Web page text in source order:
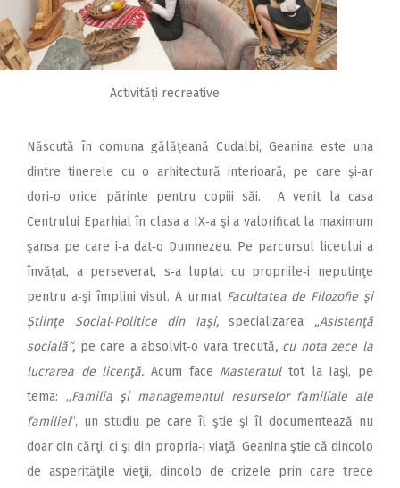
Activități recreative
Născută în comuna gălăţeană Cudalbi, Geanina este una
dintre tinerele cu o arhitectură interioară, pe care şi‑ar
dori‑o orice părinte pentru copiii săi. A venit la casa
Centrului Eparhial în clasa a IX‑a şi a valorificat la maximum
şansa pe care i‑a dat‑o Dumnezeu. Pe parcursul liceului a
învăţat, a perseverat, s‑a luptat cu propriile‑i neputinţe
pentru a‑şi împlini visul. A urmat Facultatea de Filozofie şi
Știinţe Social‑Politice din Iaşi,specializarea „Asistenţă
socială“, pe care a absolvit‑o vara trecută, cu nota zece la
lucrarea de licenţă. Acum face Masteratultot la Iaşi, pe
tema: „Familia şi managementul resurselor familiale ale
familiei“, un studiu pe care îl ştie şi îl documentează nu
doar din cărţi, ci şi din propria‑i viaţă. Geanina ştie că dincolo
de asperităţile vieţii, dincolo de crizele prin care trece